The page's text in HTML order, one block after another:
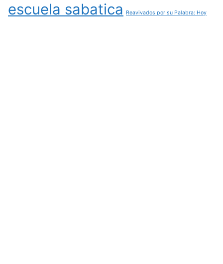
escuela sabatica
Reavivados por su Palabra: Hoy